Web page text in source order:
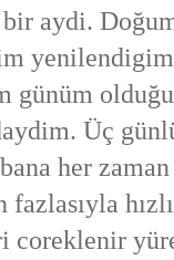
aydi.
günüm
Üç
her
hızlı
coreklenir